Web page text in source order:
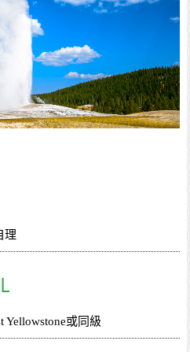
理
Yellowstone或同級